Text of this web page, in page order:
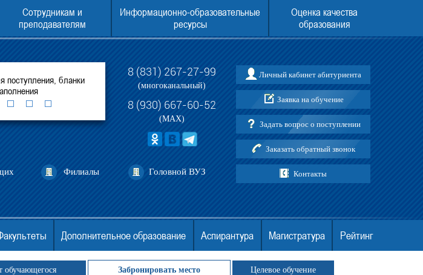
Сотрудникам и
преподавателям
Информационно-образовательные
ресурсы
Оценка качества
образования
поступления, бланки
Консультации по приему в АНО ВО МГЭУ ЕГЭ ДЛЯ ПОСТУПЛЕНИЯ В МГЭУ В
8 (831) 267-27-99
(многоканальный)
8 (930) 667-60-52
(MAX)
Филиалы Головной ВУЗ
Личный кабинет абитуриента
Заявка на обучение
Задать вопрос о поступлении
Заказать обратный звонок
Контакты
Дополнительное образование Аспирантура Магистратура Рейтинг
обучающегося Забронировать место Целевое обучение